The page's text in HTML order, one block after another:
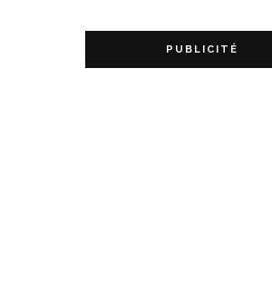
PUBLICITÉ